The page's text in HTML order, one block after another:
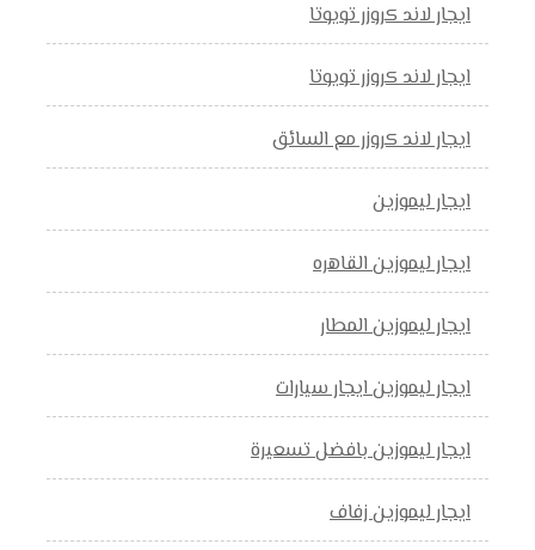
ايجار لاند كروزر تويوتا
ايجار لاند كروزر تويوتا
ايجار لاند كروزر مع السائق
ايجار ليموزين
ايجار ليموزين القاهره
ايجار ليموزين المطار
ايجار ليموزين ايجار سيارات
ايجار ليموزين بافضل تسعيرة
ايجار ليموزين زفاف